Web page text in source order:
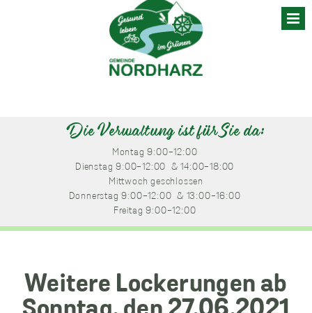
Die Verwaltung ist für Sie da:
Montag 9:00-12:00
Dienstag 9:00-12:00 & 14:00-18:00
Mittwoch geschlossen
Donnerstag 9:00-12:00 & 13:00-16:00
Freitag 9:00-12:00